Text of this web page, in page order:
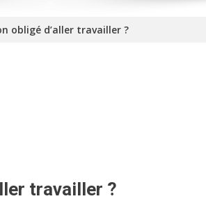
obligé d’aller travailler ?
travailler ?